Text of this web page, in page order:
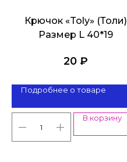
Крючок «Toly» (Толи)
Размер L 40*19
20 ₽
Подробнее о товаре
В корзину